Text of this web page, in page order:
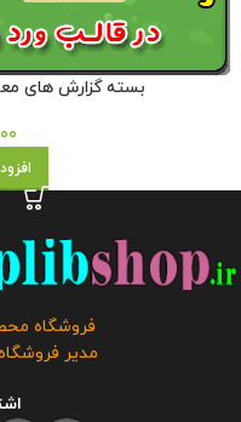
بسته گزارش های
فروشگاه
مدیر